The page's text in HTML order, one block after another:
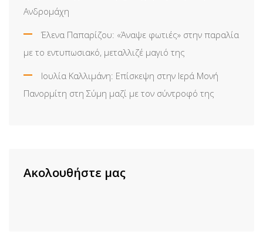
Ανδρομάχη
Έλενα Παπαρίζου: «Άναψε φωτιές» στην παραλία
με το εντυπωσιακό, μεταλλιζέ μαγιό της
Ιουλία Καλλιμάνη: Επίσκεψη στην Ιερά Μονή
Πανορμίτη στη Σύμη μαζί με τον σύντροφό της
Ακολουθήστε μας